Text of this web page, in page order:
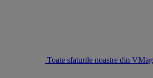
Toate sfaturile noastre din VMag